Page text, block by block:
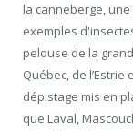
la canneberge,
exemples
pelouse de la
Québec, de
dépistage mis en
que Laval,